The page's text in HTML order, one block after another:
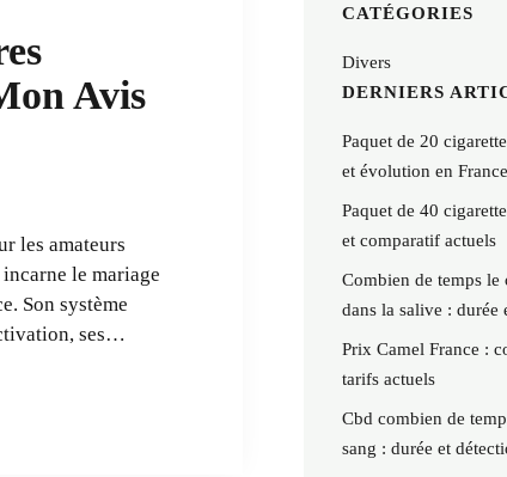
Avis
les amateurs
le mariage
Son système
ses…
CATÉGORIES
Divers
DERNIERS
Paquet de 20
et évolution en France
Paquet de 40
et comparatif actuels
Combien de temps le
dans la salive : durée
Prix Camel France :
tarifs actuels
Cbd combien de
sang : durée et